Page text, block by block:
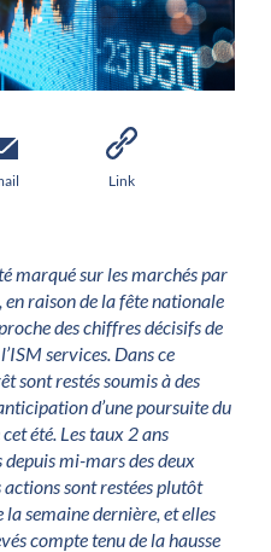
Link
marqué sur les marchés par
raison de la fête nationale
des chiffres décisifs de
services. Dans ce
sont restés soumis à des
d’une poursuite du
été. Les taux 2 ans
mi-mars des deux
actions sont restées plutôt
la semaine dernière, et elles
compte tenu de la hausse